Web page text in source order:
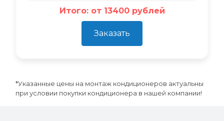
Итого: от 13400 рублей
Заказать
*Указанные цены на монтаж кондиционеров актуальны
при условии покупки кондиционера в нашей компании!